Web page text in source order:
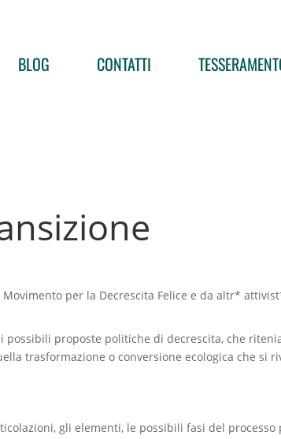
BLOG CONTATTI
Movimento per la Decrescita Felice e da altr*
possibili proposte politiche di decrescita, che
trasformazione o conversione ecologica che si
gli elementi, le possibili fasi del processo